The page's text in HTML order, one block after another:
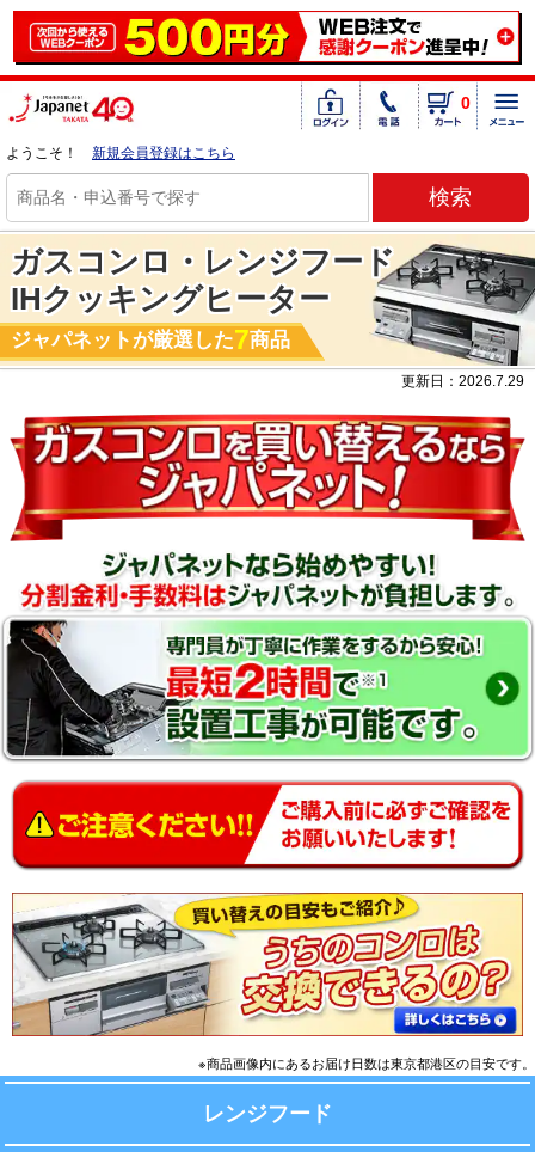
0
ようこそ！ 新規会員登録はこちら
ガスコンロ・レンジフード
IHクッキングヒーター
ジャパネットが厳選した7商品
更新日：2026.7.29
※商品画像内にあるお届け日数は東京都港区の目安です。
レンジフード